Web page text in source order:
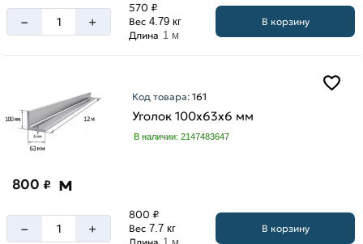
32
мм
40
45
– +
570 ₽
Вес 4.79 кг
Длина 1 м
В корзину
Код товара:161
Уголок 100х63х6 мм
В наличии: 2147483647
800 ₽ м
– +
800 ₽
Вес 7.7 кг
В корзину